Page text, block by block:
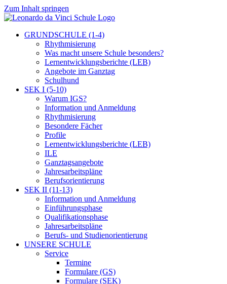
Zum Inhalt springen
GRUNDSCHULE (1-4)
Rhythmisierung
Was macht unsere Schule besonders?
Lernentwicklungsberichte (LEB)
Angebote im Ganztag
Schulhund
SEK I (5-10)
Warum IGS?
Information und Anmeldung
Rhythmisierung
Besondere Fächer
Profile
Lernentwicklungsberichte (LEB)
ILE
Ganztagsangebote
Jahresarbeitspläne
Berufsorientierung
SEK II (11-13)
Information und Anmeldung
Einführungsphase
Qualifikationsphase
Jahresarbeitspläne
Berufs- und Studienorientierung
UNSERE SCHULE
Service
Termine
Formulare (GS)
Formulare (SEK)